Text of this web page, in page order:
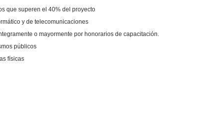
que superen el 40% del proyecto
y de telecomunicaciones
o mayormente por honorarios de capacitación.
públicos
físicas